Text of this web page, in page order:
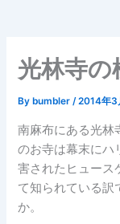
光林寺
By bumbler/2014年3
南麻布にある光林
のお寺は幕末にハ
害されたヒュース
て知られている訳
か。